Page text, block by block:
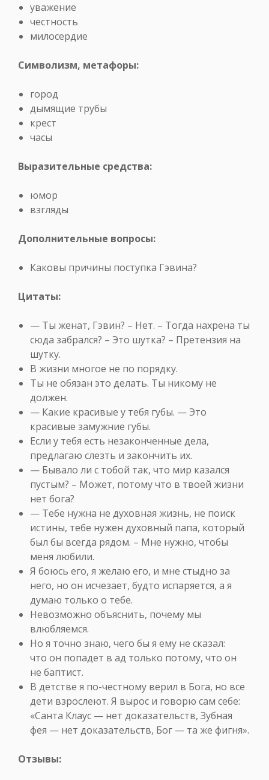
уважение
честность
милосердие
Символизм, метафоры:
город
дымящие трубы
крест
часы
Выразительные средства:
юмор
взгляды
Дополнительные вопросы:
Каковы причины поступка Гэвина?
Цитаты:
— Ты женат, Гэвин? – Нет. – Тогда нахрена ты
сюда забрался? – Это шутка? – Претензия на
шутку.
В жизни многое не по порядку.
Ты не обязан это делать. Ты никому не
должен.
— Какие красивые у тебя губы. — Это
красивые замужние губы.
Если у тебя есть незаконченные дела,
предлагаю слезть и закончить их.
— Бывало ли с тобой так, что мир казался
пустым? – Может, потому что в твоей жизни
нет бога?
— Тебе нужна не духовная жизнь, не поиск
истины, тебе нужен духовный папа, который
был бы всегда рядом. – Мне нужно, чтобы
меня любили.
Я боюсь его, я желаю его, и мне стыдно за
него, но он исчезает, будто испаряется, а я
думаю только о тебе.
Невозможно объяснить, почему мы
влюбляемся.
Но я точно знаю, чего бы я ему не сказал:
что он попадет в ад только потому, что он
не баптист.
В детстве я по-честному верил в Бога, но все
дети взрослеют. Я вырос и говорю сам себе:
«Санта Клаус — нет доказательств, Зубная
фея — нет доказательств, Бог — та же фигня».
Отзывы: